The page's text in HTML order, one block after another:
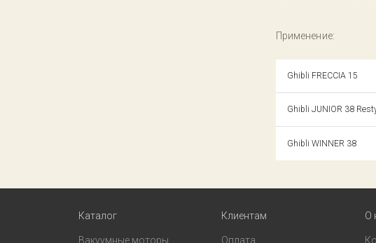
Применение:
Ghibli FRECCIA 15
Ghibli JUNIOR 38
Ghibli WINNER 38
Каталог
Вакуумные моторы
Клиентам
Оплата
О